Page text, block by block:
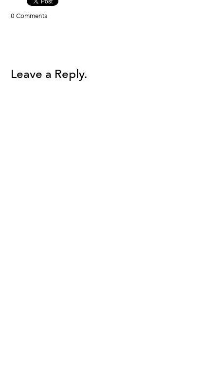
0 Comments
Leave a Reply.